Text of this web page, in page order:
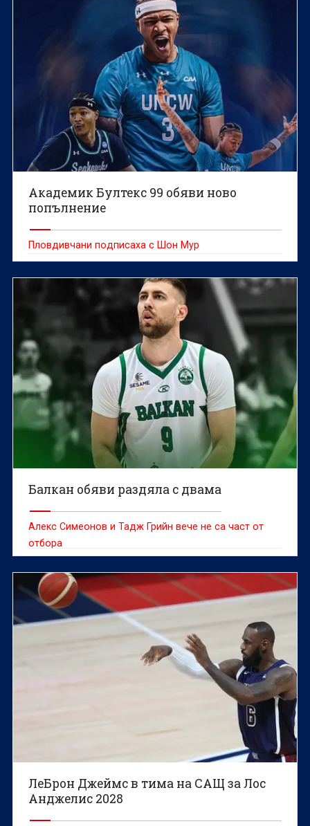
Академик Бултекс 99 обяви ново
попълнение
Пловдивчани подписаха с Шон Мур
Балкан обяви раздяла с двама
Алекс Симеонов и Тадж Грийн вече не са част от
отбора
ЛеБрон Джеймс в тима на САЩ за Лос
Анджелис 2028